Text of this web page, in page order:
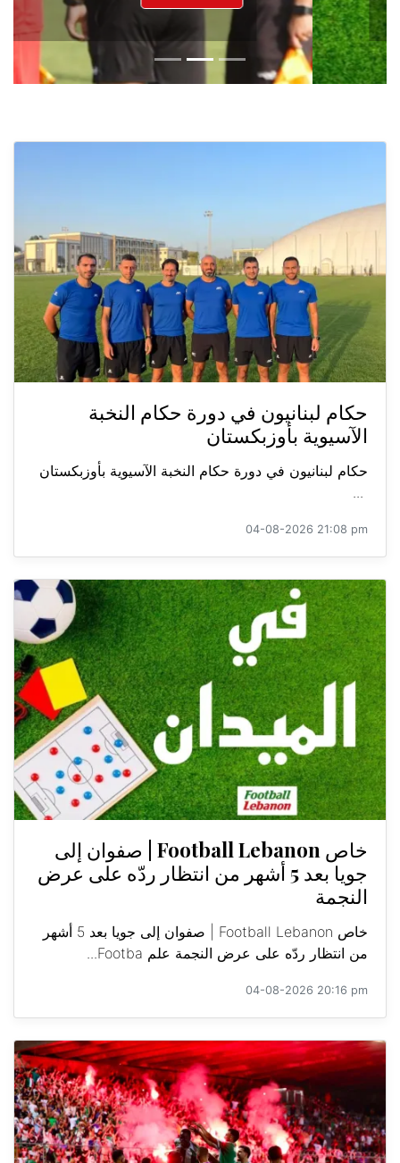
حكام لبنانيون في دورة حكام النخبة
الآسيوية بأوزبكستان
حكام لبنانيون في دورة حكام النخبة الآسيوية بأوزبكستان
...
04-08-2026 21:08 pm
خاص Football Lebanon | صفوان إلى
جويا بعد 5 أشهر من انتظار ردّه على عرض
النجمة
خاص Football Lebanon | صفوان إلى جويا بعد 5 أشهر
من انتظار ردّه على عرض النجمة علم Footba...
04-08-2026 20:16 pm